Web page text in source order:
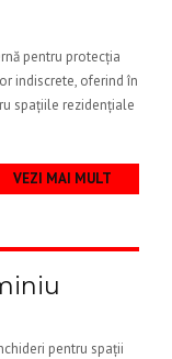
pentru protecția
indiscrete, oferind în
spațiile rezidențiale
VEZI MAI MULT
pentru spații